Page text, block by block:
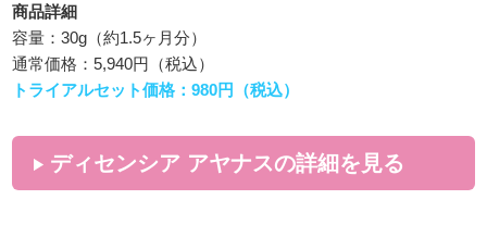
商品詳細
容量：30g（約1.5ヶ月分）
通常価格：5,940円（税込）
トライアルセット価格：980円（税込）
ディセンシア アヤナスの詳細を見る